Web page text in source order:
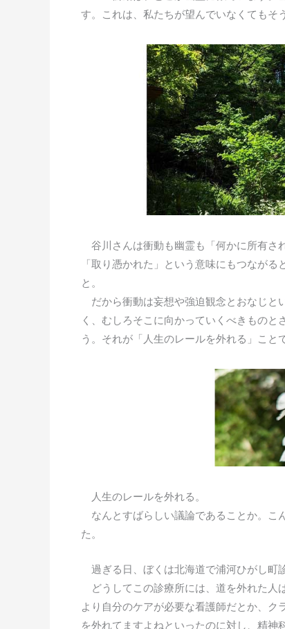
す。これは、私たちが望んでいなくてもそ
谷川さんは衝動も幽霊も「何かに所有さ
「取り憑かれた」という意味にもつなが
と。
だから衝動は妄想や強迫観念とおなじと
く、むしろそこに向かっていくべきもの
う。それが「人生のレールを外れる」こと
人生のレールを外れる。
なんとすばらしい議論であることか。こ
た。
過ぎる日、ぼくは北海道で浦河ひがし町
どうしてこの診療所には、道を外れた人
より自分のケアが必要な看護師だとか、
を外れてますよねといったのに対し、精神